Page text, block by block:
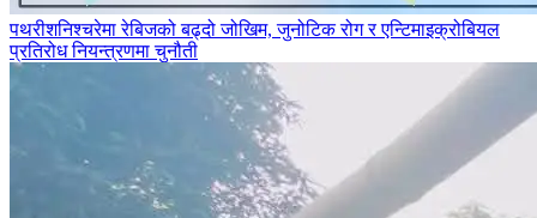
पथरीशनिश्‍चरेमा रेबिजको बढ्दो जोखिम, जुनोटिक रोग र एन्टिमाइक्रोबियल
प्रतिरोध नियन्त्रणमा चुनौती